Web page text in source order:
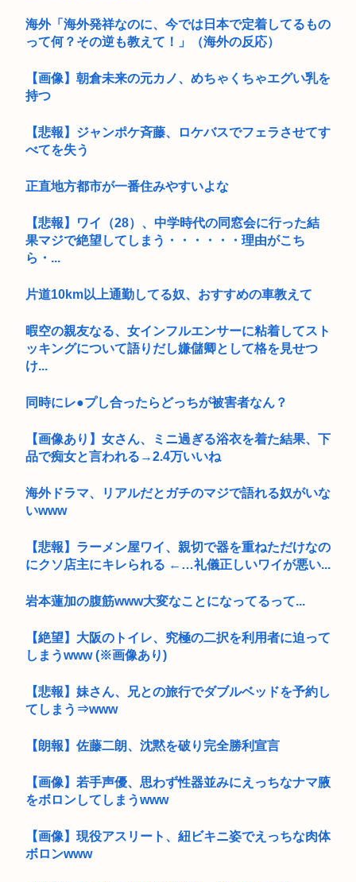
海外「海外発祥なのに、今では日本で定着してるもの
って何？その逆も教えて！」（海外の反応）
【画像】朝倉未来の元カノ、めちゃくちゃエグい乳を
持つ
【悲報】ジャンポケ斉藤、ロケバスでフェラさせてす
べてを失う
正直地方都市が一番住みやすいよな
【悲報】ワイ（28）、中学時代の同窓会に行った結
果マジで絶望してしまう・・・・・・理由がこち
ら・...
片道10km以上通勤してる奴、おすすめの車教えて
暇空の親友なる、女インフルエンサーに粘着してスト
ッキングについて語りだし嫌儲卿として格を見せつ
け...
同時にレ●プし合ったらどっちが被害者なん？
【画像あり】女さん、ミニ過ぎる浴衣を着た結果、下
品で痴女と言われる→2.4万いいね
海外ドラマ、リアルだとガチのマジで語れる奴がいな
いwww
【悲報】ラーメン屋ワイ、親切で器を重ねただけなの
にクソ店主にキレられる ←…礼儀正しいワイが悪い...
岩本蓮加の腹筋www大変なことになってるって...
【絶望】大阪のトイレ、究極の二択を利用者に迫って
しまうwww (※画像あり)
【悲報】妹さん、兄との旅行でダブルベッドを予約し
てしまう⇒www
【朗報】佐藤二朗、沈黙を破り完全勝利宣言
【画像】若手声優、思わず性器並みにえっちなナマ腋
をボロンしてしまうwww
【画像】現役アスリート、紐ビキニ姿でえっちな肉体
ボロンwww